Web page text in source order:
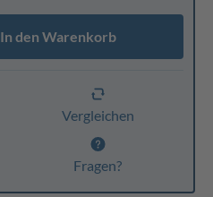
In den Warenkorb
Vergleichen
Fragen?